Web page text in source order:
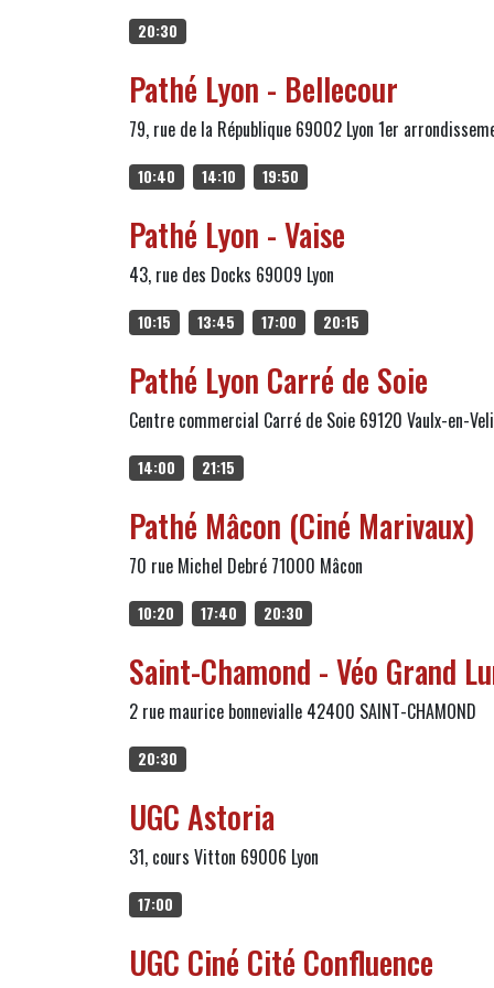
20:30
Pathé Lyon - Bellecour
79, rue de la République 69002 Lyon 1er
10:40 14:10 19:50
Pathé Lyon - Vaise
43, rue des Docks 69009 Lyon
10:15 13:45 17:00 20:15
Pathé Lyon Carré de Soie
Centre commercial Carré de Soie 69120 Vaulx-en-
14:00 21:15
Pathé Mâcon (Ciné Marivaux)
70 rue Michel Debré 71000 Mâcon
10:20 17:40 20:30
Saint-Chamond - Véo Grand
2 rue maurice bonnevialle 42400 SAINT-CHAMOND
20:30
UGC Astoria
31, cours Vitton 69006 Lyon
17:00
UGC Ciné Cité Confluence